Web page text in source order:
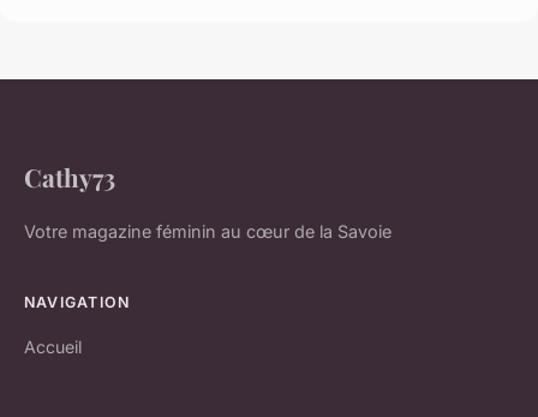
Cathy73
Votre magazine féminin au cœur de la Savoie
NAVIGATION
Accueil